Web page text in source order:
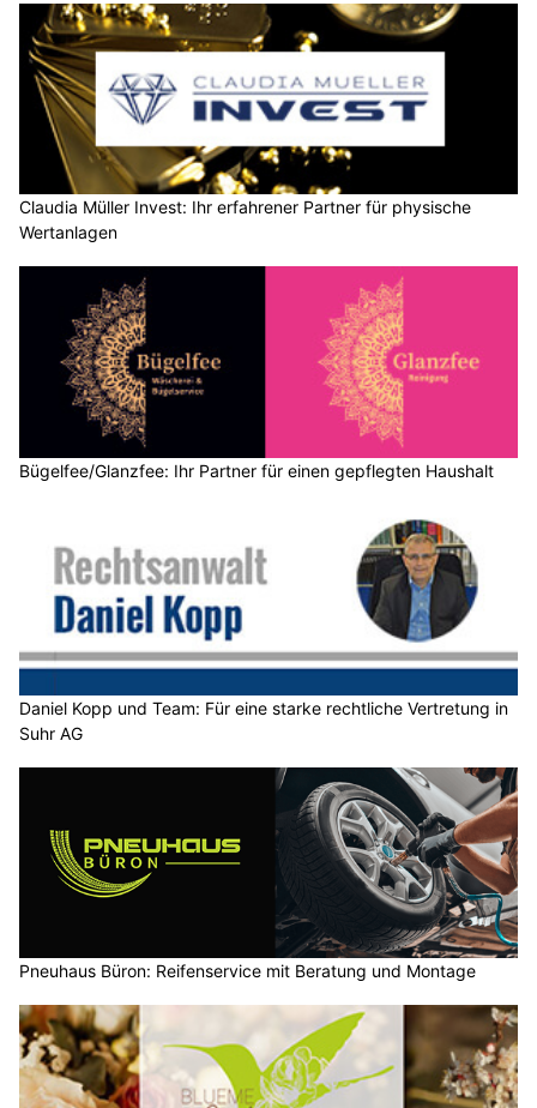
Claudia Müller Invest: Ihr erfahrener Partner für physische
Wertanlagen
Bügelfee/Glanzfee: Ihr Partner für einen gepflegten Haushalt
Daniel Kopp und Team: Für eine starke rechtliche Vertretung in
Suhr AG
Pneuhaus Büron: Reifenservice mit Beratung und Montage